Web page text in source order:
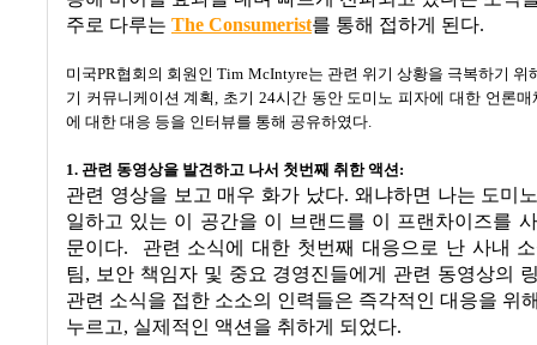
주로 다루는 The Consumerist를 통해 접하게 된다.
미국PR협회의 회원인 Tim McIntyre는 관련 위기 상황을 극복하기 위
기 커뮤니케이션 계획, 초기 24시간 동안 도미노 피자에 대한 언론
에 대한 대응 등을 인터뷰를 통해 공유하였다.
1. 관련 동영상을 발견하고 나서 첫번째 취한 액션:
관련 영상을 보고 매우 화가 났다. 왜냐하면 나는 도미
일하고 있는 이 공간을 이 브랜드를 이 프랜차이즈를
문이다.
관련 소식에 대한 첫번째 대응으로 난 사내
팀, 보안 책임자 및 중요 경영진들에게 관련 동영상의
관련 소식을 접한 소소의 인력들은 즉각적인 대응을 위
누르고, 실제적인 액션을 취하게 되었다.